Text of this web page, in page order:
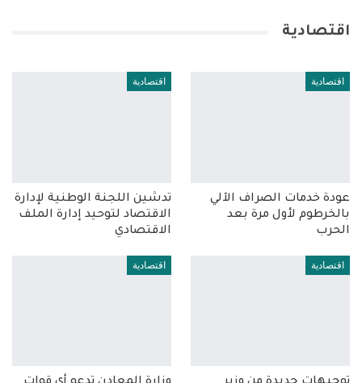
اقتصادية
اقتصادية
عودة خدمات الصراف الآلي
بالخرطوم لأول مرة بعد
الحرب
اقتصادية
تدشين اللجنة الوطنية لإدارة
الاقتصاد لتوحيد إدارة الملف
الاقتصادي
اقتصادية اقتصادية